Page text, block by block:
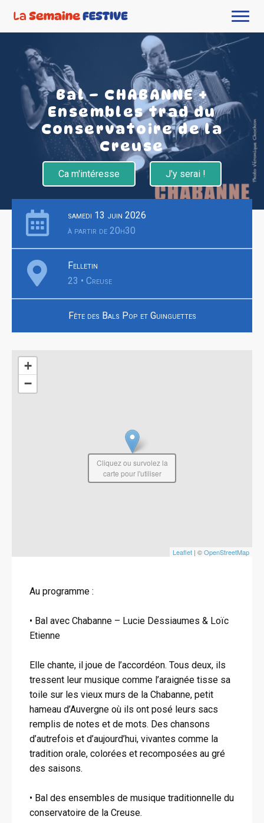
Bal – CHABANNE +
Ensembles trad du
Conservatoire de la
Creuse
Ca m'intéresse J'y serai !
samedi 13 juin 2026
à partir de 20h30
Felletin
23 • Creuse
Fête des Bals Pop et Guinguettes
+
−
Leaflet | ©OpenStreetMap
Cliquez ou survolez la
carte pour l'utiliser
Au programme :
• Bal avec Chabanne – Lucie Dessiaumes & Loïc
Etienne
Elle chante, il joue de l’accordéon. Tous deux, ils
tressent leur musique comme l’araignée tisse sa
toile sur les vieux murs de la Chabanne, petit
hameau d’Auvergne où ils ont posé leurs sacs
remplis de notes et de mots. Des chansons
d’autrefois et d’aujourd’hui, vivantes comme la
tradition orale, colorées et recomposées au gré
des saisons.
• Bal des ensembles de musique traditionnelle du
conservatoire de la Creuse.